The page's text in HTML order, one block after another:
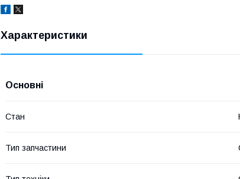
Характеристики
Основні
Стан
Тип запчастини